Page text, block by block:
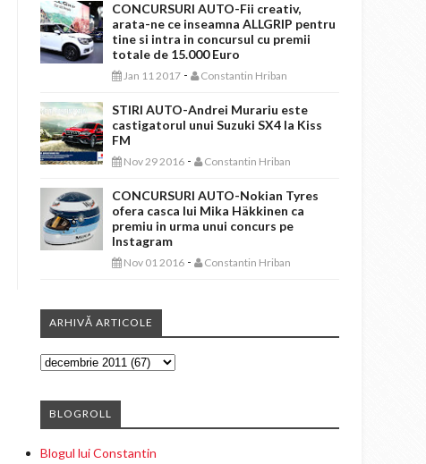
CONCURSURI AUTO-Fii creativ,
arata-ne ce inseamna ALLGRIP pentru
tine si intra in concursul cu premii
totale de 15.000 Euro
Jan 11 2017 - Constantin Hriban
STIRI AUTO-Andrei Murariu este
castigatorul unui Suzuki SX4 la Kiss
FM
Nov 29 2016 - Constantin Hriban
CONCURSURI AUTO-Nokian Tyres
ofera casca lui Mika Häkkinen ca
premiu in urma unui concurs pe
Instagram
Nov 01 2016 - Constantin Hriban
ARHIVĂ ARTICOLE
BLOGROLL
Blogul lui Constantin